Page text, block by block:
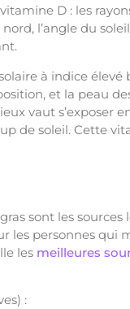
D : les
l’angle du
à indice élevé
et la peau
vaut s’exposer
de soleil. Cette
sont les sources
les personnes qui
les meilleures
: